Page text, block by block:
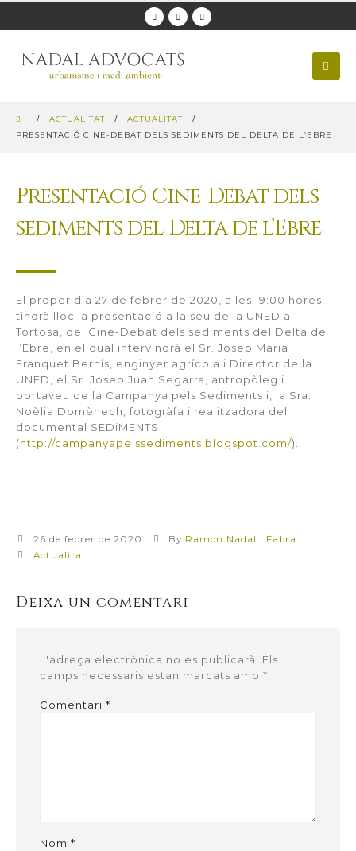
ACTUALITAT
ACTUALITAT
PRESENTACIÓ CINE-DEBAT DELS SEDIMENTS DEL DELTA DE L’EBRE
Presentació Cine-Debat dels
sediments del Delta de l’Ebre
El proper dia 27 de febrer de 2020, a les 19:00 hores,
tindrà lloc la presentació a la seu de la UNED a
Tortosa, del Cine-Debat dels sediments del Delta de
l’Ebre, en el qual intervindrà el Sr. Josep Maria
Franquet Bernís, enginyer agrícola i Director de la
UNED, el Sr. Josep Juan Segarra, antropòleg i
portaveu de la Campanya pels Sediments i, la Sra.
Noèlia Domènech, fotogràfa i realitzadora del
documental SEDiMENTS
(http://campanyapelssediments.blogspot.com/).
26 de febrer de 2020 By Ramon Nadal i Fabra
Actualitat
Deixa un comentari
L'adreça electrònica no es publicarà. Els
camps necessaris estan marcats amb *
Comentari *
Nom *